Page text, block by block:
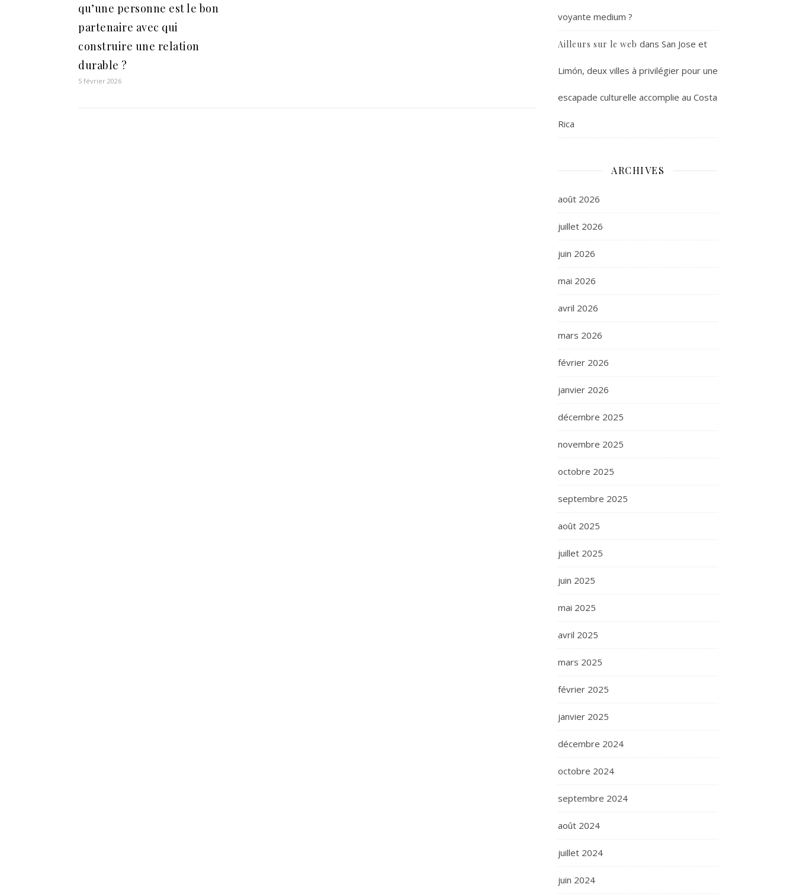
qu’une personne est le bon
partenaire avec qui
construire une relation
durable ?
5 février 2026
voyante medium ?
Ailleurs sur le web dans San Jose et
Limón, deux villes à privilégier pour une
escapade culturelle accomplie au Costa
Rica
ARCHIVES
août 2026
juillet 2026
juin 2026
mai 2026
avril 2026
mars 2026
février 2026
janvier 2026
décembre 2025
novembre 2025
octobre 2025
septembre 2025
août 2025
juillet 2025
juin 2025
mai 2025
avril 2025
mars 2025
février 2025
janvier 2025
décembre 2024
octobre 2024
septembre 2024
août 2024
juillet 2024
juin 2024